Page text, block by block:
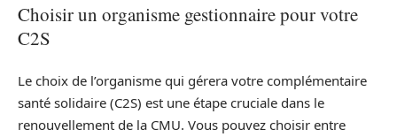
Choisir un organisme gestionnaire pour votre
C2S
Le choix de l’organisme qui gérera votre complémentaire
santé solidaire (C2S) est une étape cruciale dans le
renouvellement de la CMU. Vous pouvez choisir entre